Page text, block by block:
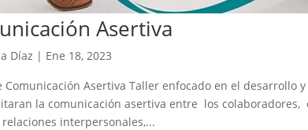
Asertiva
Díaz | Ene 18, 2023
Comunicación Asertiva Taller enfocado en el
la comunicación asertiva entre los
interpersonales,...